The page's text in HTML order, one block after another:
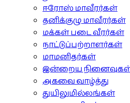
ஈரோஸ் மாவீரர்கள்
தனிக்குழு மாவீரர்கள்
மக்கள் படை வீரர்கள்
நாட்டுப்பற்றாளர்கள்
மாமனிதர்கள்
இன்றைய
அகவை வாழ்த்து
துயிலுமில்லங்கள்